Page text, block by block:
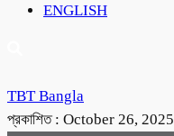
ENGLISH
TBT Bangla
প্রকাশিত : October 26, 2025